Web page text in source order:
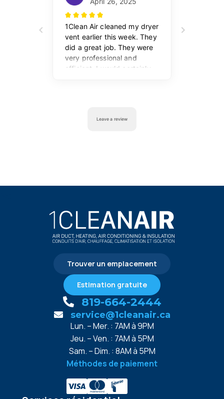
Trouver un emplacement
Estimation gratuite
819-664-2444
service@1cleanair.ca
Lun. – Mer. : 7AM à 9PM
Jeu. – Ven. : 7AM à 5PM
Sam. – Dim. : 8AM à 5PM
Méthodes de paiement